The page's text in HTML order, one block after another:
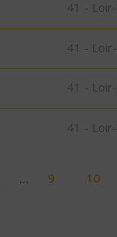
41 -
41 -
41 -
41 -
… 9 10